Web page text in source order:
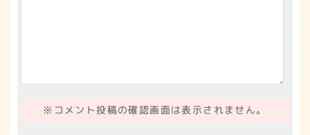
※コメント投稿の確認画面は表示されません。